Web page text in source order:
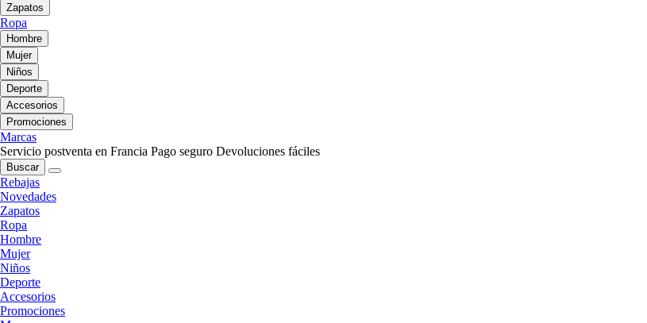
Zapatos
Ropa
Hombre
Mujer
Niños
Deporte
Accesorios
Promociones
Marcas
Servicio postventa en Francia Pago seguro Devoluciones fáciles
Buscar
Rebajas
Novedades
Zapatos
Ropa
Hombre
Mujer
Niños
Deporte
Accesorios
Promociones